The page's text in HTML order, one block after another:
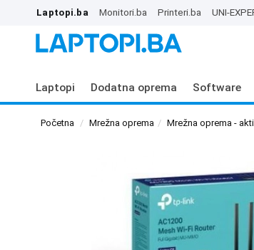
Laptopi.ba Monitori.ba Printeri.ba UNI-
Laptopi Dodatna oprema Software
Početna Mrežna oprema Mrežna oprema -